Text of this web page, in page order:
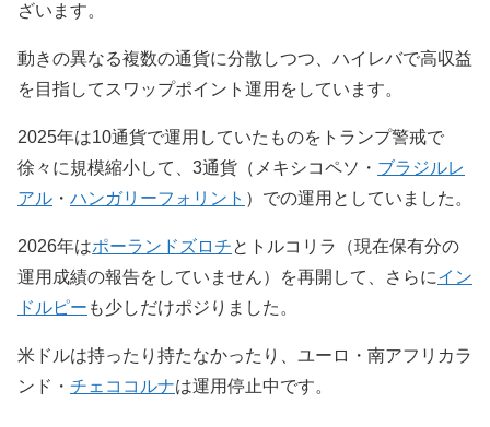
ざいます。
動きの異なる複数の通貨に分散しつつ、ハイレバで高収益
を目指してスワップポイント運用をしています。
2025年は10通貨で運用していたものをトランプ警戒で
徐々に規模縮小して、3通貨（メキシコペソ・ ブラジルレ
アル ・ ハンガリーフォリント ）での運用としていました。
2026年はポーランドズロチとトルコリラ（現在保有分の
運用成績の報告をしていません）を再開して、さらにイン
ドルピー も少しだけポジりました。
米ドルは持ったり持たなかったり、ユーロ・南アフリカラ
ンド・ チェココルナは運用停止中です。